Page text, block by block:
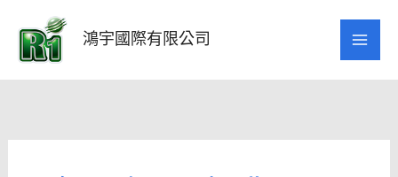
要
鴻宇國際有限公司